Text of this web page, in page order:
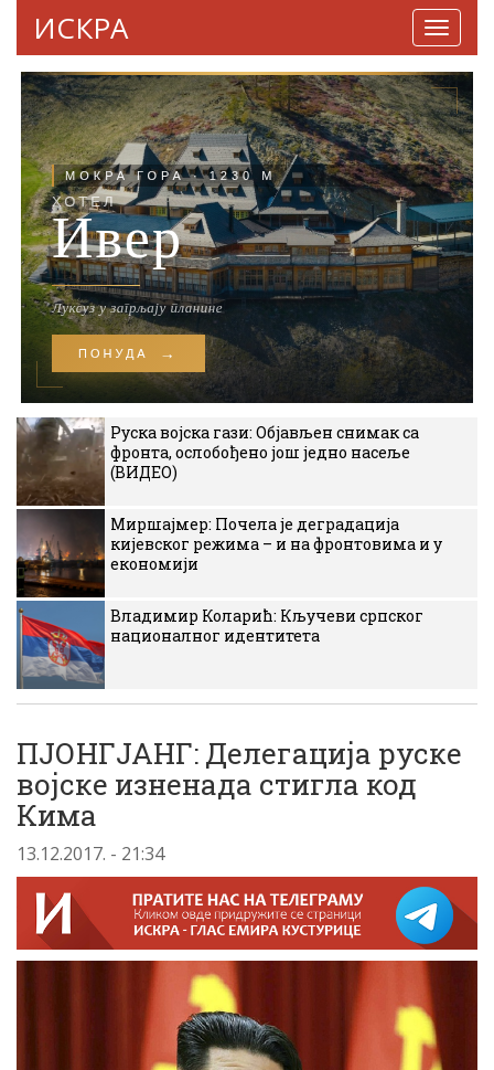
ИСКРА
Руска војска гази: Објављен снимак са
фронта, ослобођено још једно насеље
(ВИДЕО)
Миршајмер: Почела је деградација
кијевског режима – и на фронтовима и у
економији
Владимир Коларић: Кључеви српског
националног идентитета
ПЈОНГЈАНГ: Делегација руске
војске изненада стигла код
Кима
13.12.2017. - 21:34